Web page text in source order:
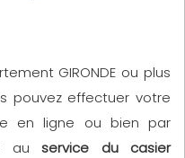
GIRONDE ou plus
pouvez effectuer votre
en ligne ou bien par
auservice du casier